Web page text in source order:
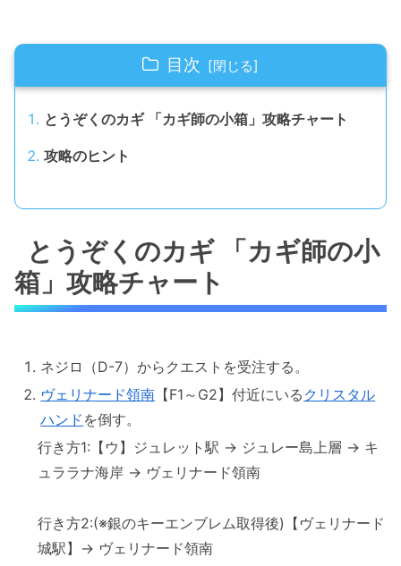
目次
とうぞくのカギ 「カギ師の小箱」攻略チャート
攻略のヒント
とうぞくのカギ 「カギ師の小
箱」攻略チャート
ネジロ（D-7）からクエストを受注する。
ヴェリナード領南 【F1～G2】付近にいる クリスタル
ハンド を倒す。
行き方1:【ウ】ジュレット駅 → ジュレー島上層 → キ
ュララナ海岸 → ヴェリナード領南
行き方2:(※銀のキーエンブレム取得後)【ヴェリナード
城駅】→ ヴェリナード領南